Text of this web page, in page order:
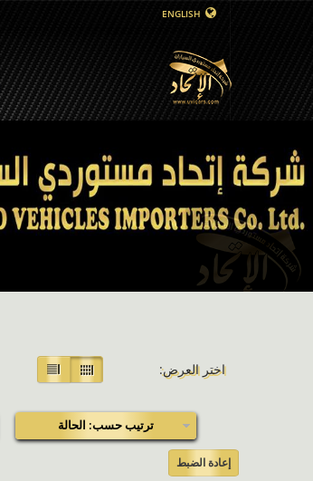
ENGLISH
اختر العرض:
ترتيب حسب: الحالة
إعادة الضبط